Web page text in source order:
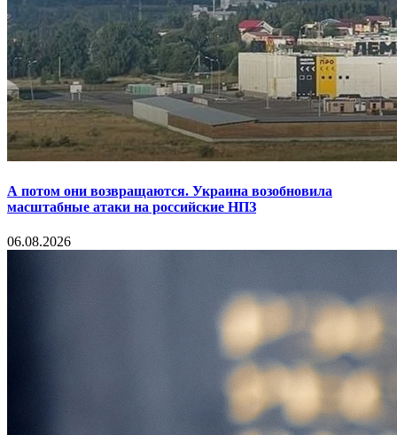
А потом они возвращаются. Украина возобновила
масштабные атаки на российские НПЗ
06.08.2026